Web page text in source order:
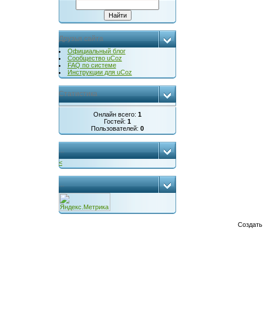
Друзья сайта
Официальный блог
Сообщество uCoz
FAQ по системе
Инструкции для uCoz
Статистика
Онлайн всего: 1
Гостей: 1
Пользователей: 0
...
<
...